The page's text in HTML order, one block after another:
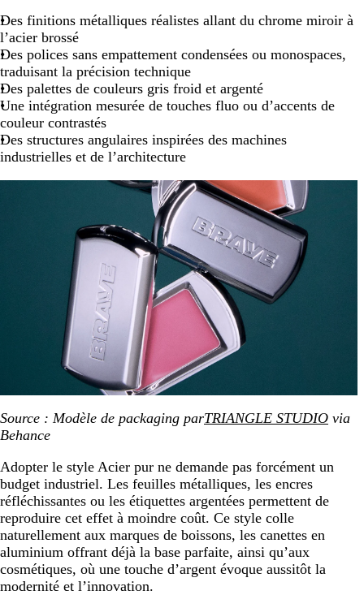
Des finitions métalliques réalistes allant du chrome miroir à
l’acier brossé
Des polices sans empattement condensées ou monospaces,
traduisant la précision technique
Des palettes de couleurs gris froid et argenté
Une intégration mesurée de touches fluo ou d’accents de
couleur contrastés
Des structures angulaires inspirées des machines
industrielles et de l’architecture
Source : Modèle de packaging parTRIANGLE STUDIO via
Behance
Adopter le style Acier pur ne demande pas forcément un
budget industriel. Les feuilles métalliques, les encres
réfléchissantes ou les étiquettes argentées permettent de
reproduire cet effet à moindre coût. Ce style colle
naturellement aux marques de boissons, les canettes en
aluminium offrant déjà la base parfaite, ainsi qu’aux
cosmétiques, où une touche d’argent évoque aussitôt la
modernité et l’innovation.